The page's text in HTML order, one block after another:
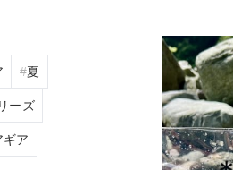
夏
ーズ
ギア